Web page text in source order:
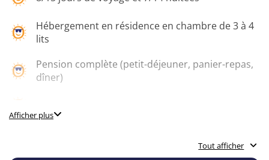
Hébergement en résidence en chambre de 3 à 4
lits
Pension complète (petit-déjeuner, panier-repas,
dîner)
Afficher plus
Tout afficher